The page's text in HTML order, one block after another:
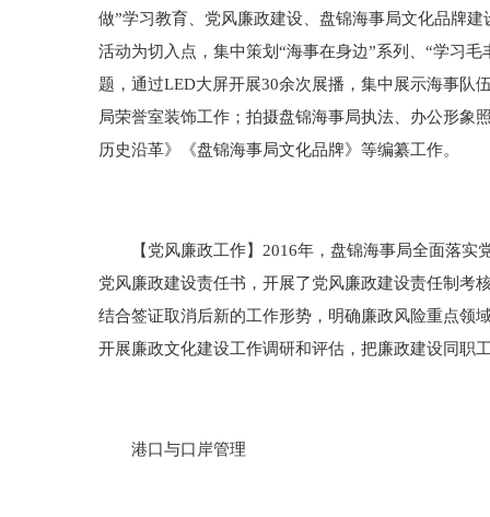
做”学习教育、党风廉政建设、盘锦海事局文化品牌
活动为切入点，集中策划“海事在身边”系列、“学习
题，通过LED大屏开展30余次展播，集中展示海事队
局荣誉室装饰工作；拍摄盘锦海事局执法、办公形
历史沿革》《盘锦海事局文化品牌》等编纂工作。
【党风廉政工作】2016年，盘锦海事局全面落实
党风廉政建设责任书，开展了党风廉政建设责任制考
结合签证取消后新的工作形势，明确廉政风险重点领
开展廉政文化建设工作调研和评估，把廉政建设同职
港口与口岸管理